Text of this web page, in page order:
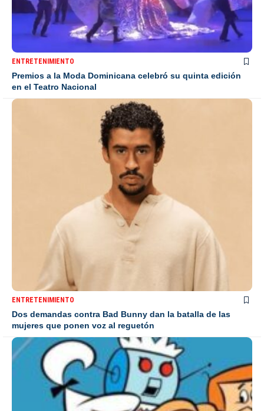
ENTRETENIMIENTO
Premios a la Moda Dominicana celebró su quinta edición
en el Teatro Nacional
ENTRETENIMIENTO
Dos demandas contra Bad Bunny dan la batalla de las
mujeres que ponen voz al reguetón